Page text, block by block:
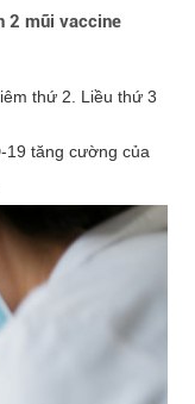
2 mũi vaccine
thứ 2. Liều thứ 3
19 tăng cường của